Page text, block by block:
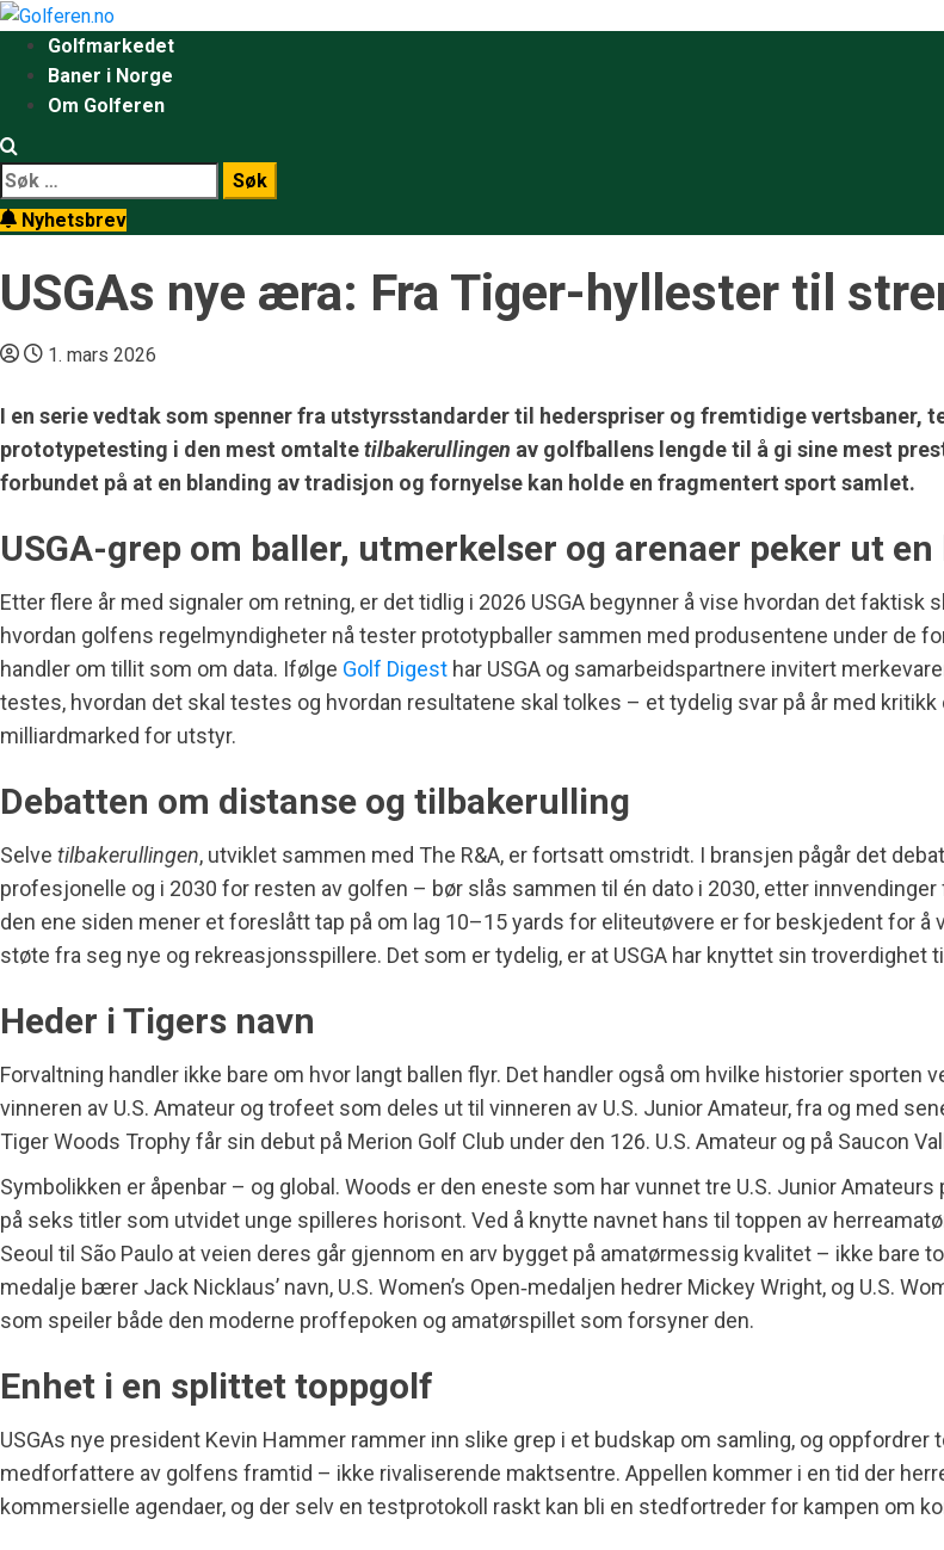
Golfmarkedet
Baner i Norge
Om Golferen
Nyhetsbrev
USGAs nye æra: Fra Tiger-hyllester til
1. mars 2026
I en serie vedtak som spenner fra utstyrsstandarder til hederspriser og fremtidige
prototypetesting i den mest omtaltetilbakerullingen av golfballens lengde til å gi sine mest
forbundet på at en blanding av tradisjon og fornyelse kan holde en fragmentert sport samlet.
USGA-grep om baller, utmerkelser og arenaer peker ut
Etter flere år med signaler om retning, er det tidlig i 2026 USGA begynner å vise hvordan det
hvordan golfens regelmyndigheter nå tester prototypballer sammen med produsentene under de
handler om tillit som om data. Ifølge Golf Digest har USGA og samarbeidspartnere invitert
testes, hvordan det skal testes og hvordan resultatene skal tolkes – et tydelig svar på år med
milliardmarked for utstyr.
Debatten om distanse og tilbakerulling
Selve tilbakerullingen, utviklet sammen med The R&A, er fortsatt omstridt. I bransjen pågår det
profesjonelle og i 2030 for resten av golfen – bør slås sammen til én dato i 2030, etter
den ene siden mener et foreslått tap på om lag 10–15 yards for eliteutøvere er for beskjedent for å
støte fra seg nye og rekreasjonsspillere. Det som er tydelig, er at USGA har knyttet sin
Heder i Tigers navn
Forvaltning handler ikke bare om hvor langt ballen flyr. Det handler også om hvilke historier sporten
vinneren av U.S. Amateur og trofeet som deles ut til vinneren av U.S. Junior Amateur, fra og med
Tiger Woods Trophy får sin debut på Merion Golf Club under den 126. U.S. Amateur og på Saucon
Symbolikken er åpenbar – og global. Woods er den eneste som har vunnet tre U.S. Junior
på seks titler som utvidet unge spilleres horisont. Ved å knytte navnet hans til toppen av
Seoul til São Paulo at veien deres går gjennom en arv bygget på amatørmessig kvalitet – ikke bare
medalje bærer Jack Nicklaus’ navn, U.S. Women’s Open‑medaljen hedrer Mickey Wright, og U.S.
som speiler både den moderne proffepoken og amatørspillet som forsyner den.
Enhet i en splittet toppgolf
USGAs nye president Kevin Hammer rammer inn slike grep i et budskap om samling, og
medforfattere av golfens framtid – ikke rivaliserende maktsentre. Appellen kommer i en tid der
kommersielle agendaer, og der selv en testprotokoll raskt kan bli en stedfortreder for kampen om